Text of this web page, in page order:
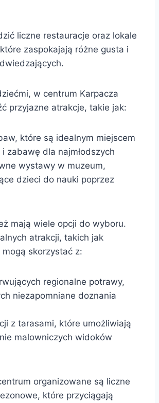
liczne restauracje oraz lokale
zaspokajają różne gusta i
w centrum Karpacza
przyjazne atrakcje, takie jak:
które są idealnym miejscem
i zabawę dla najmłodszych
wystawy w muzeum,
dzieci do nauki poprzez
mają wiele opcji do wyboru.
atrakcji, takich jak
skorzystać z:
regionalne potrawy,
niezapomniane doznania
z tarasami, które umożliwiają
malowniczych widoków
organizowane są liczne
które przyciągają